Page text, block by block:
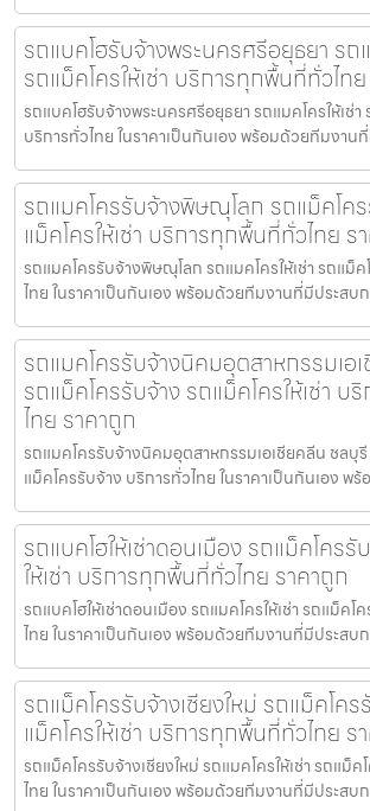
รถแบคโฮรับจ้างพระนครศรีอยุธยา รถ
รถแม็คโครให้เช่า บริการทุกพื้นที่ทั่วไท
รถแบคโฮรับจ้างพระนครศรีอยุธยา รถแมคโครให้เช่า
บริการทั่วไทย ในราคาเป็นกันเอง พร้อมด้วยทีมงาน
รถแมคโครรับจ้างพิษณุโลก รถแม็คโค
แม็คโครให้เช่า บริการทุกพื้นที่ทั่วไทย ร
รถแมคโครรับจ้างพิษณุโลก รถแมคโครให้เช่า รถแม็
ไทย ในราคาเป็นกันเอง พร้อมด้วยทีมงานที่มีประสบ
รถแมคโครรับจ้างนิคมอุตสาหกรรมเอ
รถแม็คโครรับจ้าง รถแม็คโครให้เช่า
ไทย ราคาถูก
รถแมคโครรับจ้างนิคมอุตสาหกรรมเอเชียคลีน ชลบุรี
แม็คโครรับจ้าง บริการทั่วไทย ในราคาเป็นกันเอง พ
รถแบคโฮให้เช่าดอนเมือง รถแม็คโครรั
ให้เช่า บริการทุกพื้นที่ทั่วไทย ราคาถูก
รถแบคโฮให้เช่าดอนเมือง รถแมคโครให้เช่า รถแม็คโ
ไทย ในราคาเป็นกันเอง พร้อมด้วยทีมงานที่มีประสบ
รถแม็คโครรับจ้างเชียงใหม่ รถแม็คโคร
แม็คโครให้เช่า บริการทุกพื้นที่ทั่วไทย ร
รถแม็คโครรับจ้างเชียงใหม่ รถแมคโครให้เช่า รถแม็
ไทย ในราคาเป็นกันเอง พร้อมด้วยทีมงานที่มีประสบ